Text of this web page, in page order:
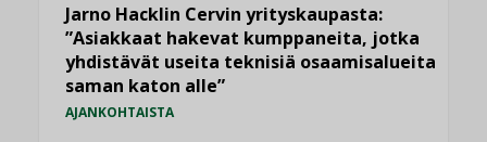
Jarno Hacklin Cervin yrityskaupasta:
”Asiakkaat hakevat kumppaneita, jotka
yhdistävät useita teknisiä osaamisalueita
saman katon alle”
AJANKOHTAISTA